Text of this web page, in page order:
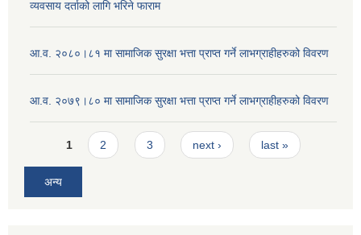
व्यवसाय दर्ताको लागि भरिने फाराम
आ.व. २०८०।८१ मा सामाजिक सुरक्षा भत्ता प्राप्त गर्ने लाभग्राहीहरुको विवरण
आ.व. २०७९।८० मा सामाजिक सुरक्षा भत्ता प्राप्त गर्ने लाभग्राहीहरुको विवरण
Pages
1 2 3 next › last »
अन्य